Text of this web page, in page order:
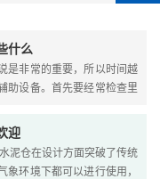
什么
是非常的重要，所以时间越
助设备。首先要经常检查里
迎
泥仓在设计方面突破了传统
环境下都可以进行使用，